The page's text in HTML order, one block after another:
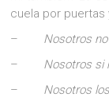
cuela por puertas
– Nosotros
– Nosotros si
– Nosotros